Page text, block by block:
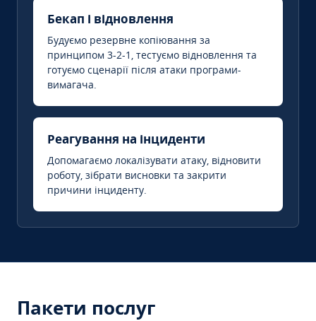
Бекап і відновлення
Будуємо резервне копіювання за
принципом 3-2-1, тестуємо відновлення та
готуємо сценарії після атаки програми-
вимагача.
Реагування на інциденти
Допомагаємо локалізувати атаку, відновити
роботу, зібрати висновки та закрити
причини інциденту.
Пакети послуг